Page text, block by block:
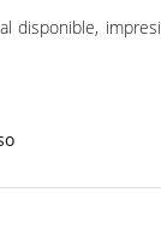
disponible,